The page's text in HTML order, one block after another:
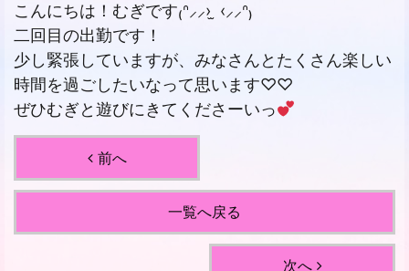
こんにちは！むぎです₍ᐢ⸝⸝› ̫ ‹⸝⸝ᐢ₎
二回目の出勤です！
少し緊張していますが、みなさんとたくさん楽しい
時間を過ごしたいなって思います♡♡
ぜひむぎと遊びにきてくださーいっ
前へ
一覧へ戻る
次へ